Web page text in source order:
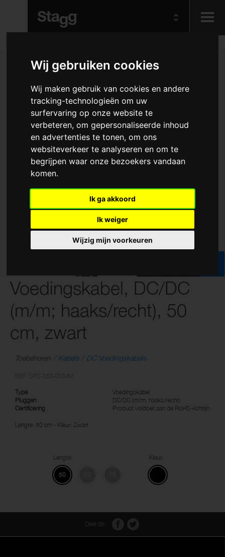
Wij gebruiken cookies
Wij maken gebruik van cookies en andere
tracking-technologieën om uw
surfervaring op onze website te
verbeteren, om gepersonaliseerde inhoud
en advertenties te tonen, om ons
websiteverkeer te analyseren en om te
begrijpen waar onze bezoekers vandaan
komen.
Ik ga akkoord
Ik weiger
Wijzig mijn voorkeuren
Audio &
Lighting
Voedingskabel, DC/DC
(m/m; haaks/recht), 50
cm, zwart
Toebehoren Kabels DC Voedingskabels
Type
Voedingskabel
Pluggen
DC/DC (m/m; haaks/recht)
Certificering
Product voldoet aan de RoHS-richtlijn
Lengte: 50 cm - Kleur: Zwart
50